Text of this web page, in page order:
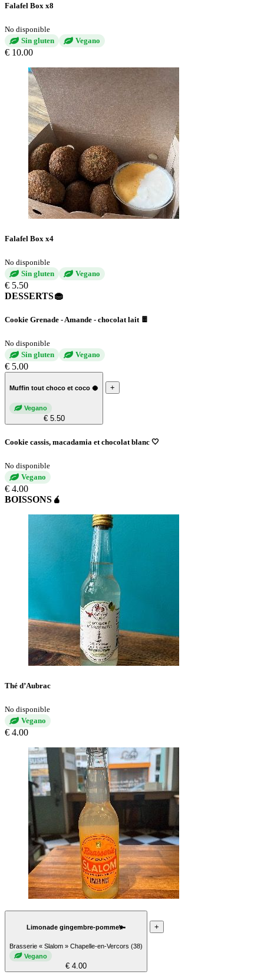
Falafel Box x8
No disponible
Sin gluten
Vegano
€ 10.00
Falafel Box x4
No disponible
Sin gluten
Vegano
€ 5.50
DESSERTS🧁
Cookie Grenade - Amande - chocolat lait 🍫
No disponible
Sin gluten
Vegano
€ 5.00
Muffin tout choco et coco 🥥
Vegano
€ 5.50
+
Cookie cassis, macadamia et chocolat blanc 🤍
No disponible
Vegano
€ 4.00
BOISSONS🧉
Thé d’Aubrac
No disponible
Vegano
€ 4.00
Limonade gingembre-pomme🫚
Brasserie « Slalom » Chapelle-en-Vercors (38)
Vegano
€ 4.00
+